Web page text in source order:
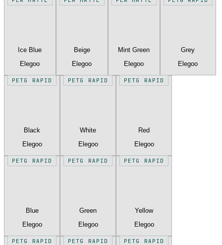
Ice Blue
Elegoo
Beige
Elegoo
Mint Green
Elegoo
Grey
Elegoo
PETG RAPID
Black
Elegoo
PETG RAPID
White
Elegoo
PETG RAPID
Red
Elegoo
PETG RAPID
Blue
Elegoo
PETG RAPID
Green
Elegoo
PETG RAPID
Yellow
Elegoo
PETG RAPID PETG RAPID PETG RAPID